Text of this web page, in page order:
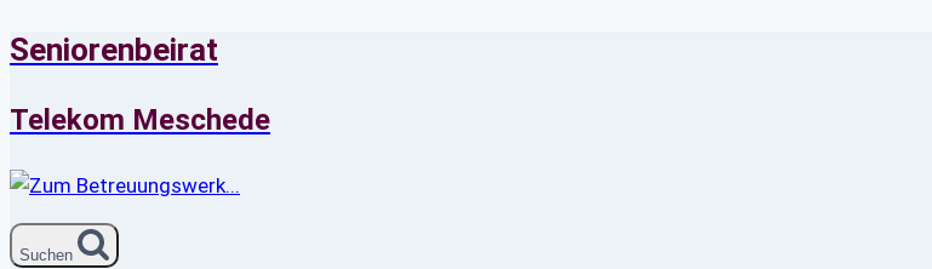
Zum
springen
Seniorenbeirat
Telekom Meschede
Suchen